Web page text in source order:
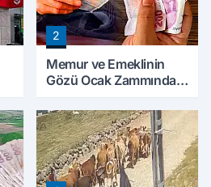
2
Memur ve Emeklinin
Gözü Ocak Zammında:
Olmaya Başladı